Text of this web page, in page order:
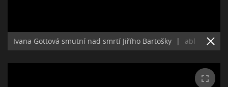
Ivana Gottová smutní nad smrtí Jiřího Bartošky | abl